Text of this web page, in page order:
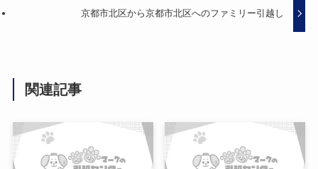
京都市北区から京都市北区へのファミリー引越し
関連記事